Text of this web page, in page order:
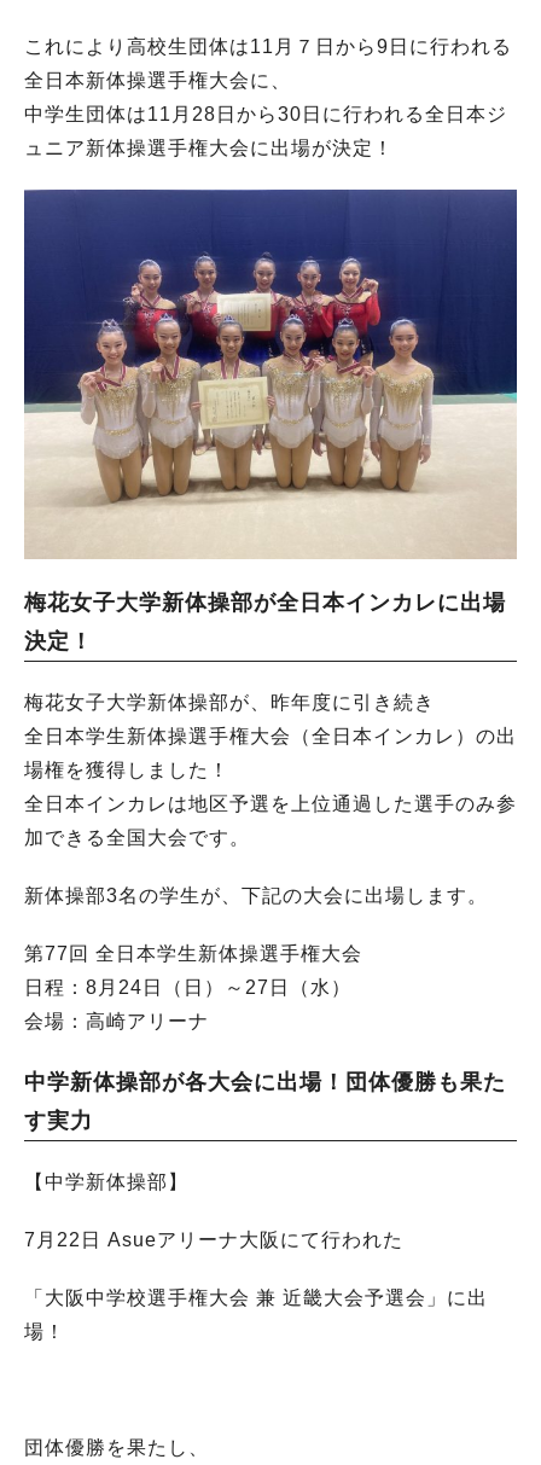
これにより高校生団体は11月７日から9日に行われる
全日本新体操選手権大会に、
中学生団体は11月28日から30日に行われる全日本ジ
ュニア新体操選手権大会に出場が決定！
梅花女子大学新体操部が全日本インカレに出場
決定！
梅花女子大学新体操部が、昨年度に引き続き
全日本学生新体操選手権大会（全日本インカレ）の出
場権を獲得しました！
全日本インカレは地区予選を上位通過した選手のみ参
加できる全国大会です。
新体操部3名の学生が、下記の大会に出場します。
第77回 全日本学生新体操選手権大会
日程：8月24日（日）～27日（水）
会場：高崎アリーナ
中学新体操部が各大会に出場！団体優勝も果た
す実力
【中学新体操部】
7月22日 Asueアリーナ大阪にて行われた
「大阪中学校選手権大会 兼 近畿大会予選会」に出
場！
団体優勝を果たし、